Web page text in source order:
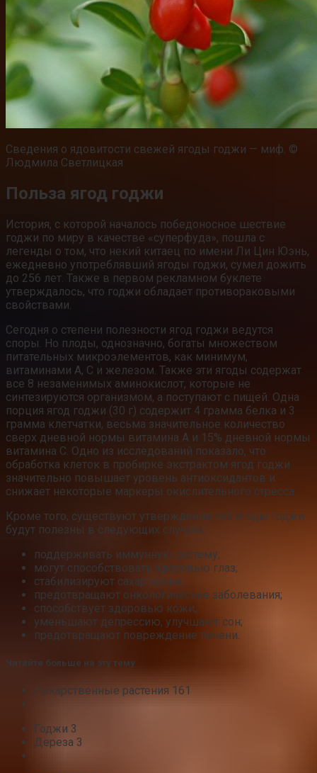
Сведения о ядовитости свежей ягоды годжи — миф. ©
Людмила Светлицкая
Польза ягод годжи
История, с которой началось победоносное шествие
годжи по миру в качестве «суперфуда», пошла с
легенды о том, что некий китаец по имени Ли Цин Юэнь,
ежедневно употреблявший ягоды годжи, сумел дожить
до 256 лет. Также в первом рекламном буклете
утверждалось, что годжи обладает противораковыми
свойствами.
Сегодня о степени полезности ягод годжи ведутся
споры. Но плоды, однозначно, богаты множеством
питательных микроэлементов, как минимум,
витаминами А, С и железом. Также эти ягоды содержат
все 8 незаменимых аминокислот, которые не
синтезируются организмом, а поступают с пищей. Одна
порция ягод годжи (30 г) содержит 4 грамма белка и 3
грамма клетчатки, весьма значительное количество
сверх дневной нормы витамина А и 15% дневной нормы
витамина С. Одно из исследований показало, что
обработка клеток в пробирке экстрактом ягод годжи
значительно повышает уровень антиоксидантов и
снижает некоторые маркеры окислительного стресса.
Кроме того, существуют утверждения, что ягоды годжи
будут полезны в следующих случаях:
поддерживать иммунную систему;
могут способствовать здоровью глаз;
стабилизируют сахар крови;
предотвращают онкологические заболевания;
способствует здоровью кожи;
уменьшают депрессию, улучшают сон;
предотвращают повреждение печени.
Читайте больше на эту тему
Лекарственные растения 161
.
Годжи 3
Дереза 3
.